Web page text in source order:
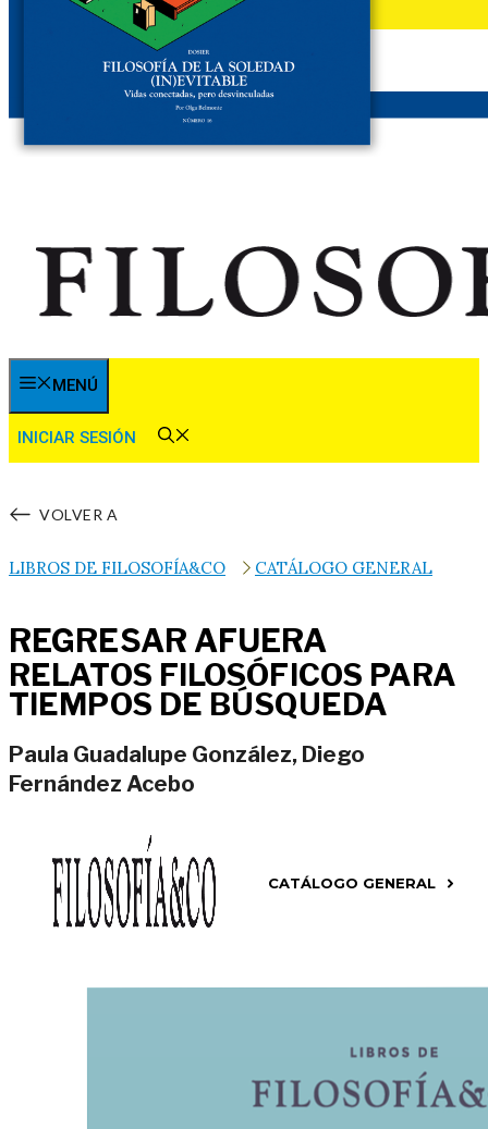
MENÚ
INICIAR SESIÓN
VOLVER A
LIBROS DE FILOSOFÍA&CO CATÁLOGO GENERAL
REGRESAR AFUERA
RELATOS FILOSÓFICOS PARA
TIEMPOS DE BÚSQUEDA
Paula Guadalupe González, Diego
Fernández Acebo
CATÁLOGO GENERAL